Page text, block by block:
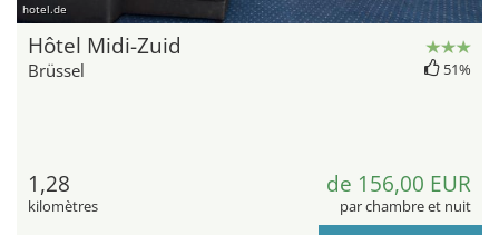
hotel.de
Hôtel Midi-Zuid
Brüssel 51%
1,28
kilomètres
de 156,00 EUR
par chambre et nuit